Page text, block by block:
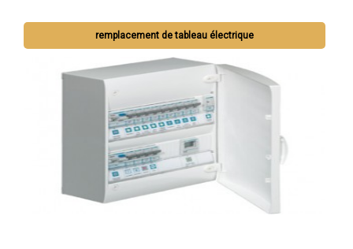
remplacement de tableau électrique